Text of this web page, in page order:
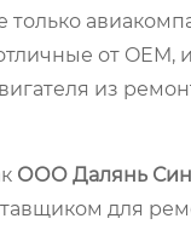
от OEM,
из
ООО Далянь
для